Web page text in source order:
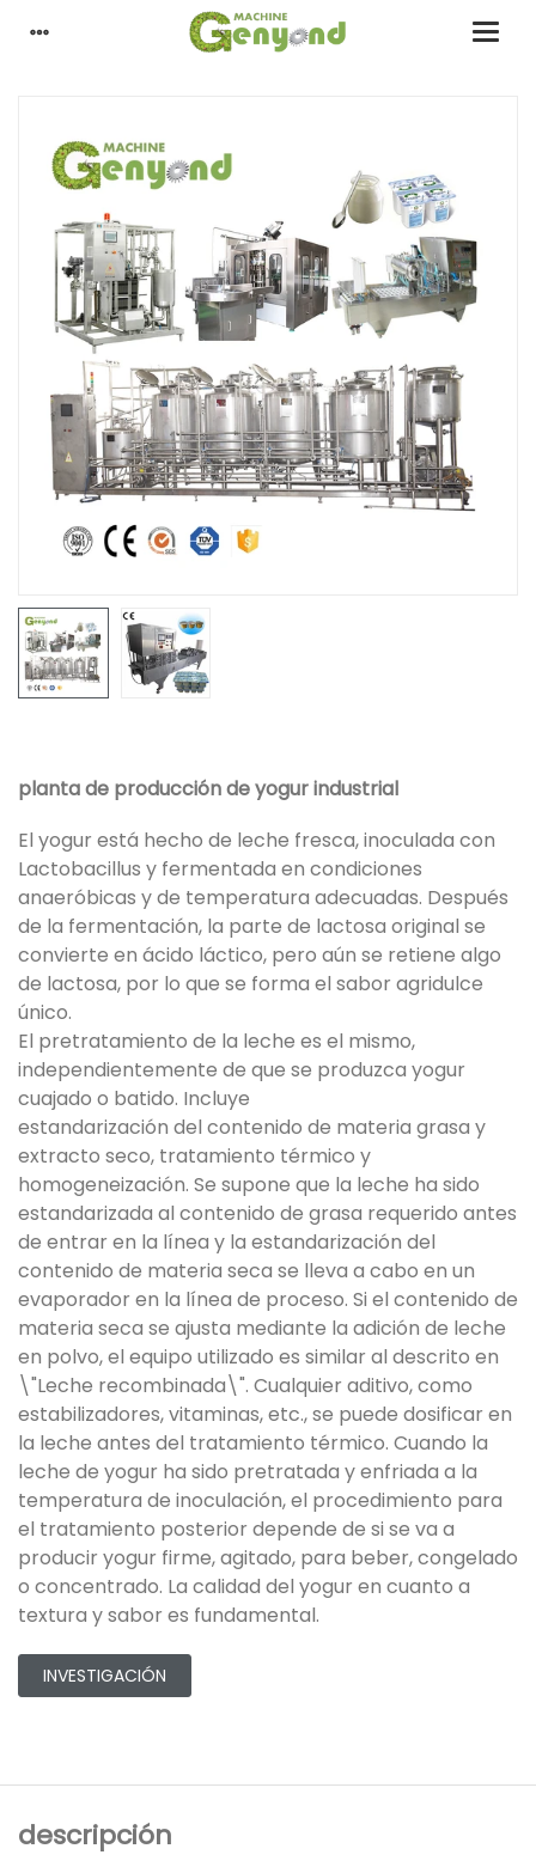
planta de producción de yogur industrial
El yogur está hecho de leche fresca, inoculada con
Lactobacillus y fermentada en condiciones
anaeróbicas y de temperatura adecuadas. Después
de la fermentación, la parte de lactosa original se
convierte en ácido láctico, pero aún se retiene algo
de lactosa, por lo que se forma el sabor agridulce
único.
El pretratamiento de la leche es el mismo,
independientemente de que se produzca yogur
cuajado o batido. Incluye
estandarización del contenido de materia grasa y
extracto seco, tratamiento térmico y
homogeneización. Se supone que la leche ha sido
estandarizada al contenido de grasa requerido antes
de entrar en la línea y la estandarización del
contenido de materia seca se lleva a cabo en un
evaporador en la línea de proceso. Si el contenido de
materia seca se ajusta mediante la adición de leche
en polvo, el equipo utilizado es similar al descrito en
\"Leche recombinada\". Cualquier aditivo, como
estabilizadores, vitaminas, etc., se puede dosificar en
la leche antes del tratamiento térmico. Cuando la
leche de yogur ha sido pretratada y enfriada a la
temperatura de inoculación, el procedimiento para
el tratamiento posterior depende de si se va a
producir yogur firme, agitado, para beber, congelado
o concentrado. La calidad del yogur en cuanto a
textura y sabor es fundamental.
INVESTIGACIÓN
descripción